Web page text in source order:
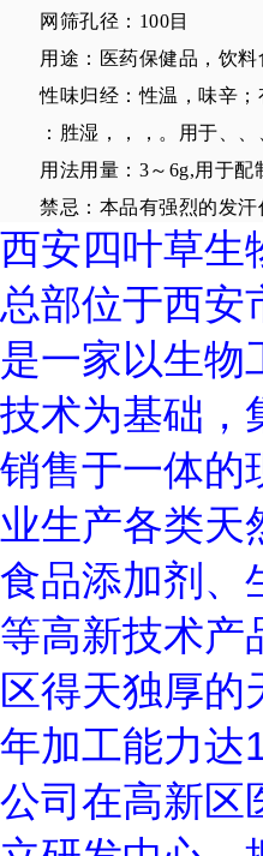
网筛孔径：100目
用途：医药保健品，饮料
性味归经：性温，味辛；
：胜湿，，，。用于、、
用法用量：3～6g,用于配
禁忌：本品有强烈的发汗
西安四叶草生
总部位于西安
是一家以生物
技术为基础，
销售于一体的
业生产各类天
食品添加剂、
等高新技术产
区得天独厚的
年加工能力达
公司在高新区